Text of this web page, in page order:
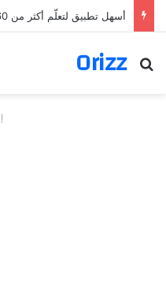
أسهل تطبيق لتعلّم أكثر من 160 ألف فعل بالألمانية
Orizz
بحث عن